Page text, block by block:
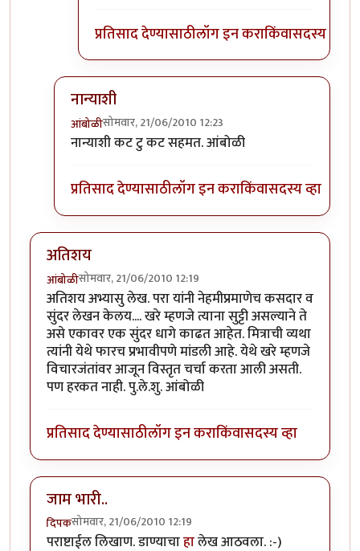
प्रतिसाद देण्यासाठीलॉग इन कराकिंवासदस्य व्हा
नान्याशी
आंबोळीसोमवार, 21/06/2010 12:23
In reply to>>मिपावरbyअवलिया
नान्याशी कट टु कट सहमत. आंबोळी
प्रतिसाद देण्यासाठीलॉग इन कराकिंवासदस्य व्हा
अतिशय
आंबोळीसोमवार, 21/06/2010 12:19
अतिशय अभ्यासु लेख. परा यांनी नेहमीप्रमाणेच कसदार व
सुंदर लेखन केलय.... खरे म्हणजे त्याना सुट्टी असल्याने ते
असे एकावर एक सुंदर धागे काढत आहेत. मित्राची व्यथा
त्यांनी येथे फारच प्रभावीपणे मांडली आहे. येथे खरे म्हणजे
विचारजंतांवर आजून विस्तृत चर्चा करता आली असती.
पण हरकत नाही. पु.ले.शु. आंबोळी
प्रतिसाद देण्यासाठीलॉग इन कराकिंवासदस्य व्हा
जाम भारी..
दिपकसोमवार, 21/06/2010 12:19
पराष्टाईल लिखाण. डाण्याचाहालेख आठवला. :-)